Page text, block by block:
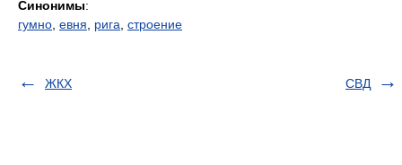
Синонимы:
гумно евня рига строение
ЖКХ СВД